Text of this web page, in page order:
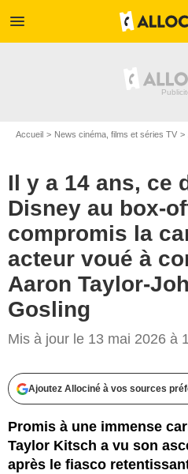
menu
Accueil News cinéma, films et séries TV
Il y a 14 ans, ce
Disney au box-
compromis la
acteur voué à
Aaron Taylor-
Gosling
Mis à jour le 13 mai 2026 à
Ajoutez Allociné à vos sources
Promis à une immense
Taylor Kitsch a vu son
après le fiasco